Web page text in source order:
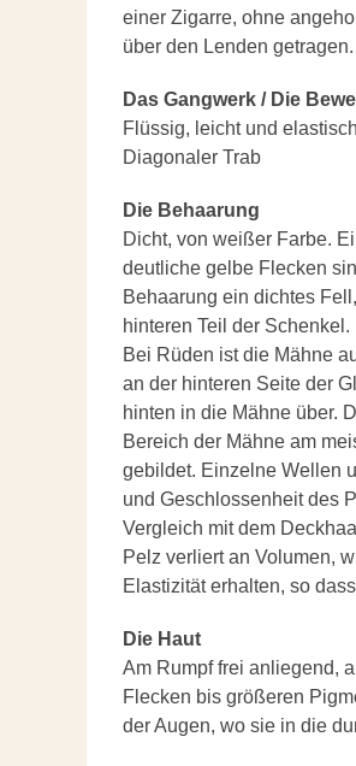
einer Zigarre, ohne
über den Lenden getragen.
Das Gangwerk / Die
Flüssig, leicht und
Diagonaler Trab
Die Behaarung
Dicht, von weißer Farbe.
deutliche gelbe Flecken
Behaarung ein dichtes
hinteren Teil der Schenkel.
Bei Rüden ist die Mähne
an der hinteren Seite der
hinten in die Mähne über.
Bereich der Mähne am
gebildet. Einzelne Wellen
und Geschlossenheit des
Vergleich mit dem
Pelz verliert an Volumen,
Elastizität erhalten, so
Die Haut
Am Rumpf frei anliegend,
Flecken bis größeren
der Augen, wo sie in die